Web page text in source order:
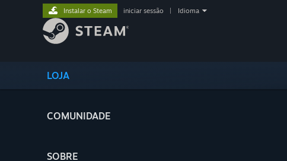
LOJA
COMUNIDADE
SOBRE
Instalar o Steam iniciar sessão Idioma